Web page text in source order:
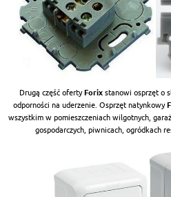
Drugą część ofertyForixstanowi osprzęt o
odporności na uderzenie. Osprzęt natynkowy
wszystkim w pomieszczeniach wilgotnych,
gospodarczych, piwnicach, ogródkach